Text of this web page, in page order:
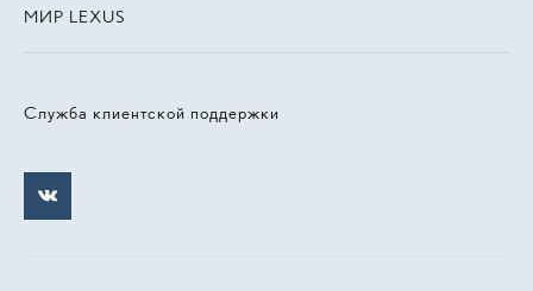
Служба клиентской поддержки
МИР LEXUS